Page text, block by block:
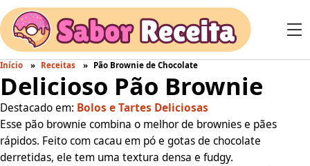
Início Receitas Pão Brownie de Chocolate
Delicioso Pão Brownie
Destacado em: Bolos e Tartes Deliciosas
Esse pão brownie combina o melhor de brownies e pães
rápidos. Feito com cacau em pó e gotas de chocolate
derretidas, ele tem uma textura densa e fudgy.